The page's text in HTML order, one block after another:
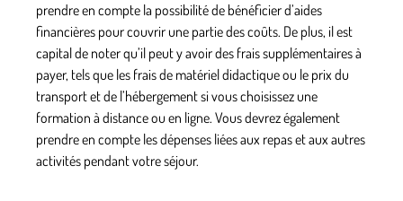
prendre en compte la possibilité de bénéficier d’aides
financières pour couvrir une partie des coûts. De plus, il est
capital de noter qu’il peut y avoir des frais supplémentaires à
payer, tels que les frais de matériel didactique ou le prix du
transport et de l’hébergement si vous choisissez une
formation à distance ou en ligne. Vous devrez également
prendre en compte les dépenses liées aux repas et aux autres
activités pendant votre séjour.